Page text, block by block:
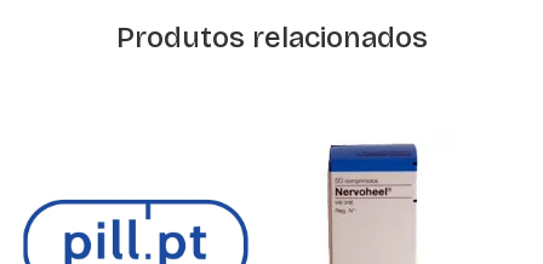
Produtos relacionados